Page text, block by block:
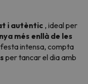
i autèntic , ideal per
més enllà de les
festa intensa, compta
per tancar el dia amb